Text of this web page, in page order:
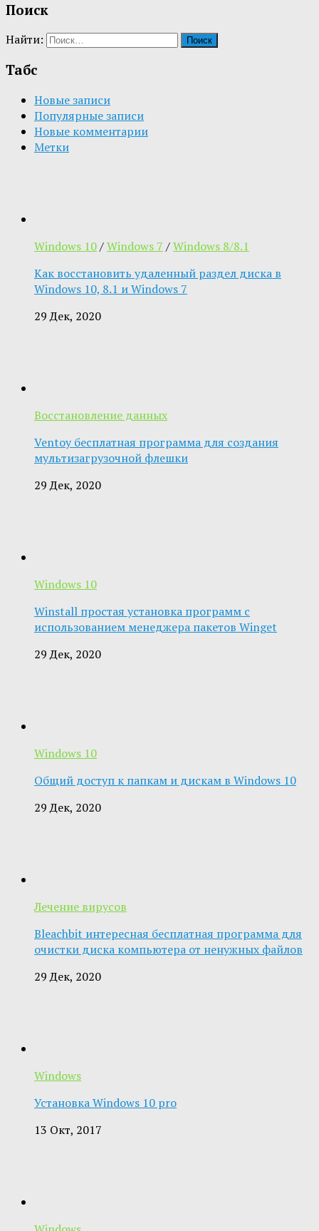
Поиск
Найти:
Табс
Новые записи
Популярные записи
Новые комментарии
Метки
Windows 10/Windows 7 /Windows 8/8.1
Как восстановить удаленный раздел диска в
Windows 10, 8.1 и Windows 7
29 Дек, 2020
Восстановление данных
Ventoy бесплатная программа для создания
мультизагрузочной флешки
29 Дек, 2020
Windows 10
Winstall простая установка программ с
использованием менеджера пакетов Winget
29 Дек, 2020
Windows 10
Общий доступ к папкам и дискам в Windows 10
29 Дек, 2020
Лечение вирусов
Bleachbit интересная бесплатная программа для
очистки диска компьютера от ненужных файлов
29 Дек, 2020
Windows
Установка Windows 10 pro
13 Окт, 2017